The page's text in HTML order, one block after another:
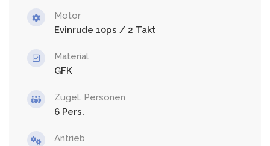
Motor
Evinrude 10ps / 2 Takt
Material
GFK
Zugel. Personen
6
Antrieb